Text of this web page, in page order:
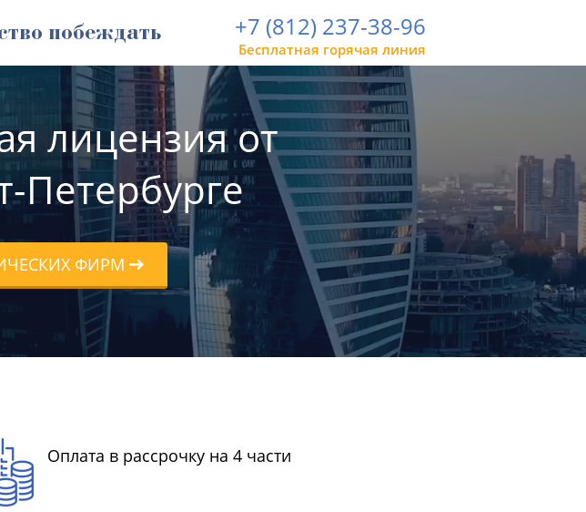
побеждать +7 (812) 237-38-96
Бесплатная горячая линия
лицензия от
Петербурге
ФИРМ
Оплата в рассрочку на 4 части